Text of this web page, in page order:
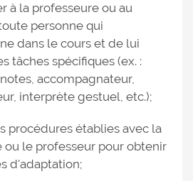
à la professeure ou au
personne qui
dans le cours et de lui
tâches spécifiques (ex. :
accompagnateur,
interprète gestuel, etc.);
procédures établies avec la
ou le professeur pour obtenir
d'adaptation;